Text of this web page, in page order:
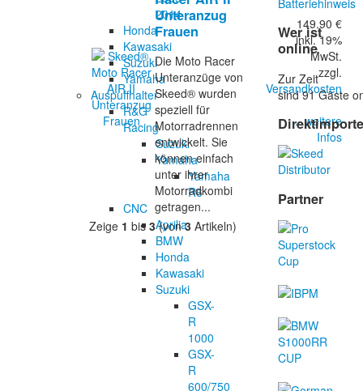
2014
Honda
Kawasaki
Suzuki
Yamaha
Auspuffhalter
R&G
Racing
Suzuki
Yamaha
Yamaha
R6
CNC
Aprilia
BMW
Honda
Kawasaki
Suzuki
GSX-
R
1000
GSX-
R
600/750
Unteranzug
Frauen
Die Moto Racer
Unteranzüge von
Skeed® wurden
speziell für
Motorradrennen
entwickelt. Sie
können einfach
unter ihrer
Motorradkombi
getragen...
149.90 €
inkl. 19%
MwSt.
zzgl.
Versandkosten
... weitere
Infos
Zeige 1 bis 3(von3Artikeln)
Wer ist
online
Zur Zeit
sind 91 Gäste
Partner